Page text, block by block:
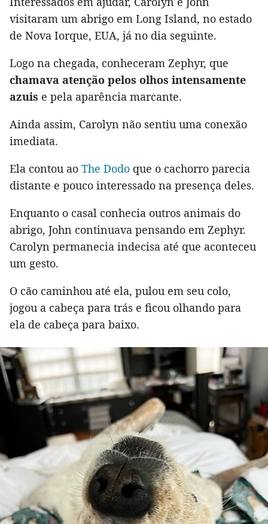
visitaram um abrigo em Long Island, no estado
de Nova Iorque, EUA, já no dia seguinte.
Logo na chegada, conheceram Zephyr, que
chamava atenção pelos olhos intensamente
azuis e pela aparência marcante.
Ainda assim, Carolyn não sentiu uma conexão
imediata.
Ela contou ao The Dodo que o cachorro parecia
distante e pouco interessado na presença deles.
Enquanto o casal conhecia outros animais do
abrigo, John continuava pensando em Zephyr.
Carolyn permanecia indecisa até que aconteceu
um gesto.
O cão caminhou até ela, pulou em seu colo,
jogou a cabeça para trás e ficou olhando para
ela de cabeça para baixo.